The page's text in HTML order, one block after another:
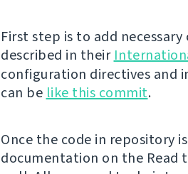
First step is to add
described in their
configuration directives and
can be like this commit.
Once the code in repository
documentation on the Read